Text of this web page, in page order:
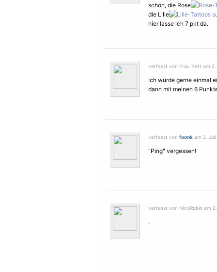
schön, die Rose
die Lilie
hier lasse ich 7 pkt da.
verfasst von Frau Kett am 2.
Ich würde gerne einmal
dann mit meinen 6
verfasst von foonk am 2.
"Ping" vergessen!
verfasst von NicoRobin am
.